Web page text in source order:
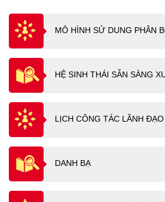
MÔ HÌNH SỬ DUNG PHÂN
HỆ SINH THÁI SẴN SÀNG
LỊCH CÔNG TÁC LÃNH ĐẠO
DANH BẠ